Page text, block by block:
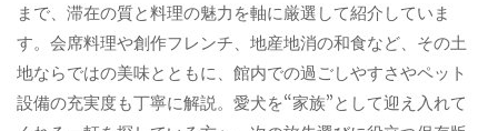
まで、滞在の質と料理の魅力を軸に厳選して紹介していま
す。会席料理や創作フレンチ、地産地消の和食など、その土
地ならではの美味とともに、館内での過ごしやすさやペット
設備の充実度も丁寧に解説。愛犬を“家族”として迎え入れて